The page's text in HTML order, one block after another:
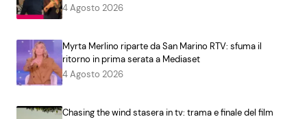
4 Agosto 2026
Myrta Merlino riparte da San Marino RTV: sfuma il
ritorno in prima serata a Mediaset
4 Agosto 2026
Chasing the wind stasera in tv: trama e finale del film